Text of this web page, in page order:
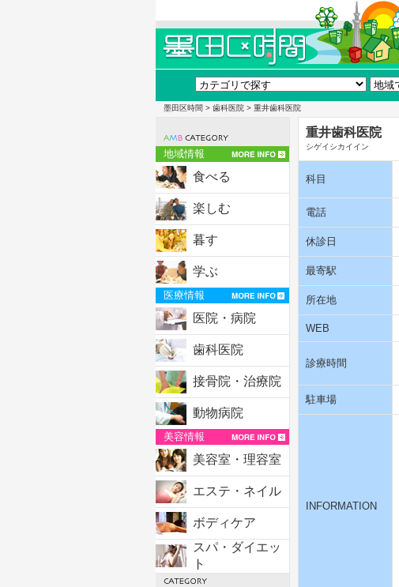
墨田区時間 > 歯科医院 > 重井歯科医院
地域情報
食べる
楽しむ
暮す
学ぶ
医療情報
医院・病院
歯科医院
接骨院・治療院
動物病院
美容情報
美容室・理容室
エステ・ネイル
ボディケア
スパ・ダイエッ
ト
重井歯科医院
シゲイシカイイン
科目
電話
休診日
最寄駅
所在地
WEB
診療時間
駐車場
INFORMATION